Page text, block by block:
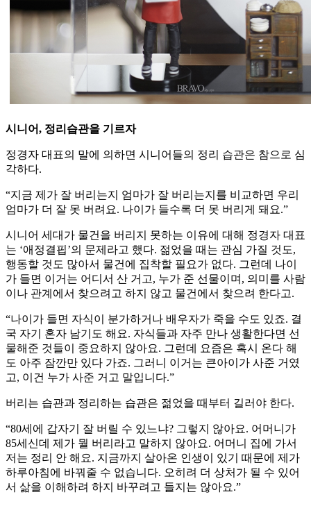
시니어, 정리습관을 기르자
정경자 대표의 말에 의하면 시니어들의 정리 습관은 참으로 심
각하다.
“지금 제가 잘 버리는지 엄마가 잘 버리는지를 비교하면 우리
엄마가 더 잘 못 버려요. 나이가 들수록 더 못 버리게 돼요.”
시니어 세대가 물건을 버리지 못하는 이유에 대해 정경자 대표
는 ‘애정결핍’의 문제라고 했다. 젊었을 때는 관심 가질 것도,
행동할 것도 많아서 물건에 집착할 필요가 없다. 그런데 나이
가 들면 이거는 어디서 산 거고, 누가 준 선물이며, 의미를 사람
이나 관계에서 찾으려고 하지 않고 물건에서 찾으려 한다고.
“나이가 들면 자식이 분가하거나 배우자가 죽을 수도 있죠. 결
국 자기 혼자 남기도 해요. 자식들과 자주 만나 생활한다면 선
물해준 것들이 중요하지 않아요. 그런데 요즘은 혹시 온다 해
도 아주 잠깐만 있다 가죠. 그러니 이거는 큰아이가 사준 거였
고, 이건 누가 사준 거고 말입니다.”
버리는 습관과 정리하는 습관은 젊었을 때부터 길러야 한다.
“80세에 갑자기 잘 버릴 수 있느냐? 그렇지 않아요. 어머니가
85세신데 제가 뭘 버리라고 말하지 않아요. 어머니 집에 가서
저는 정리 안 해요. 지금까지 살아온 인생이 있기 때문에 제가
하루아침에 바꿔줄 수 없습니다. 오히려 더 상처가 될 수 있어
서 삶을 이해하려 하지 바꾸려고 들지는 않아요.”